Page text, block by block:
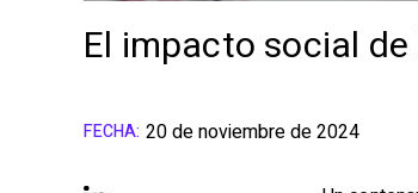
El impacto social
FECHA: 20 de noviembre de 2024